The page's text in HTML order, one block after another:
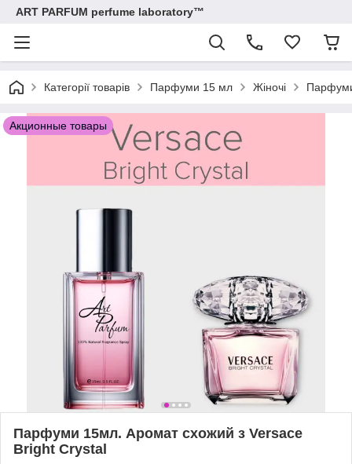
ART PARFUM perfume laboratory™
Категорії товарів Парфуми 15 мл Жіночі
Акционные товары
Парфуми 15мл. Аромат схожий з Versace
Bright Crystal